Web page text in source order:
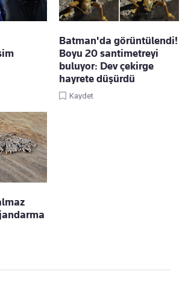
Batman'da görüntülendi!
Boyu 20 santimetreyi
buluyor: Dev çekirge
hayrete düşürdü
Kaydet